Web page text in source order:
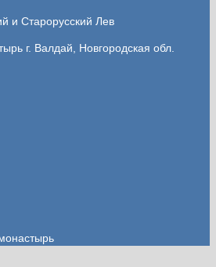
и Старорусский Лев
г. Валдай, Новгородская обл.